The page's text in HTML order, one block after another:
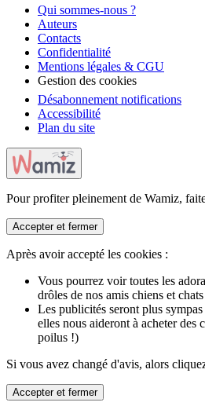
Qui sommes-nous ?
Auteurs
Contacts
Confidentialité
Mentions légales & CGU
Gestion des cookies
Désabonnement notifications
Accessibilité
Plan du site
Pour profiter pleinement de Wamiz,
Accepter et fermer
Après avoir accepté les cookies :
Vous pourrez voir toutes les
drôles de nos amis chiens et chats
Les publicités seront plus
elles nous aideront à acheter des
poilus !)
Si vous avez changé d'avis, alors
Accepter et fermer